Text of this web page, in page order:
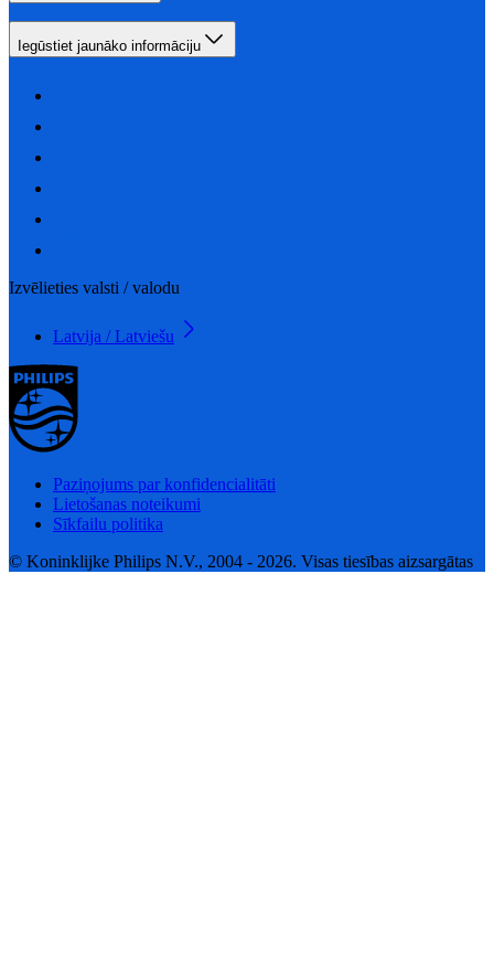
Iegūstiet jaunāko informāciju
Izvēlieties valsti / valodu
Latvija / Latviešu
Paziņojums par konfidencialitāti
Lietošanas noteikumi
Sīkfailu politika
© Koninklijke Philips N.V., 2004 - 2026. Visas tiesības aizsargātas